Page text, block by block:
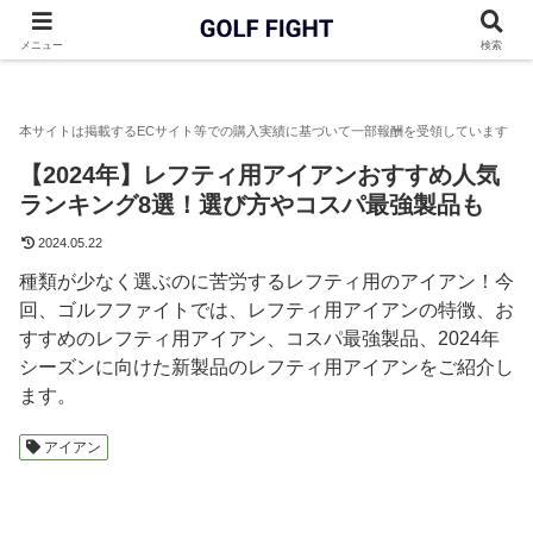
アイアン 【2024年】レフティ用アイアンおすす
【2024年】レフティ用アイアンおすすめ人気
ランキング8選！選び方やコスパ最強製品も
2024.05.22
種類が少なく選ぶのに苦労するレフティ用のアイアン！今
回、ゴルフファイトでは、レフティ用アイアンの特徴、お
すすめのレフティ用アイアン、コスパ最強製品、2024年
シーズンに向けた新製品のレフティ用アイアンをご紹介し
ます。
アイアン
メニュー 検索